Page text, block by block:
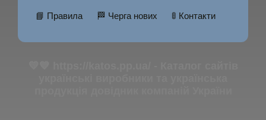
📘 Правила 🏁 Черга нових 🚦 Контакти